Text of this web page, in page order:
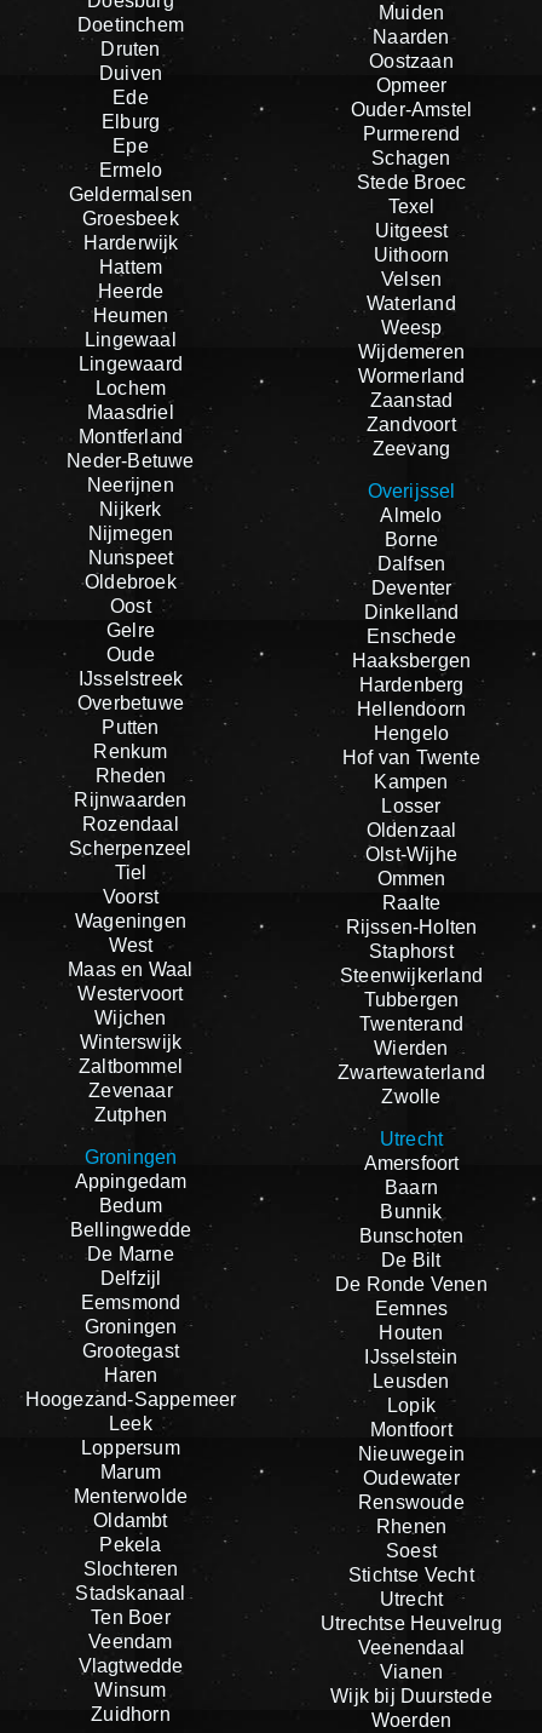
Doetinchem
Druten
Duiven
Ede
Elburg
Epe
Ermelo
Geldermalsen
Groesbeek
Harderwijk
Hattem
Heerde
Heumen
Lingewaal
Lingewaard
Lochem
Maasdriel
Montferland
Neder-Betuwe
Neerijnen
Nijkerk
Nijmegen
Nunspeet
Oldebroek
Oost
Gelre
Oude
IJsselstreek
Overbetuwe
Putten
Renkum
Rheden
Rijnwaarden
Rozendaal
Scherpenzeel
Tiel
Voorst
Wageningen
West
Maas en Waal
Westervoort
Wijchen
Winterswijk
Zaltbommel
Zevenaar
Zutphen
Groningen
Appingedam
Bedum
Bellingwedde
De Marne
Delfzijl
Eemsmond
Groningen
Grootegast
Haren
Hoogezand-Sappemeer
Leek
Loppersum
Marum
Menterwolde
Oldambt
Pekela
Slochteren
Stadskanaal
Ten Boer
Veendam
Vlagtwedde
Winsum
Zuidhorn
Muiden
Naarden
Oostzaan
Opmeer
Ouder-Amstel
Purmerend
Schagen
Stede Broec
Texel
Uitgeest
Uithoorn
Velsen
Waterland
Weesp
Wijdemeren
Wormerland
Zaanstad
Zandvoort
Zeevang
Overijssel
Almelo
Borne
Dalfsen
Deventer
Dinkelland
Enschede
Haaksbergen
Hardenberg
Hellendoorn
Hengelo
Hof van Twente
Kampen
Losser
Oldenzaal
Olst-Wijhe
Ommen
Raalte
Rijssen-Holten
Staphorst
Steenwijkerland
Tubbergen
Twenterand
Wierden
Zwartewaterland
Zwolle
Utrecht
Amersfoort
Baarn
Bunnik
Bunschoten
De Bilt
De Ronde Venen
Eemnes
Houten
IJsselstein
Leusden
Lopik
Montfoort
Nieuwegein
Oudewater
Renswoude
Rhenen
Soest
Stichtse Vecht
Utrecht
Utrechtse Heuvelrug
Veenendaal
Vianen
Wijk bij Duurstede
Woerden